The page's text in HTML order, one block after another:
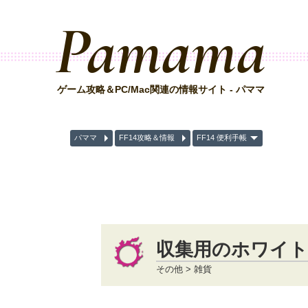
Pamama
ゲーム攻略＆PC/Mac関連の情報サイト - パママ
パママ FF14攻略＆情報 FF14 便利手帳
収集用のホワイ
その他 > 雑貨